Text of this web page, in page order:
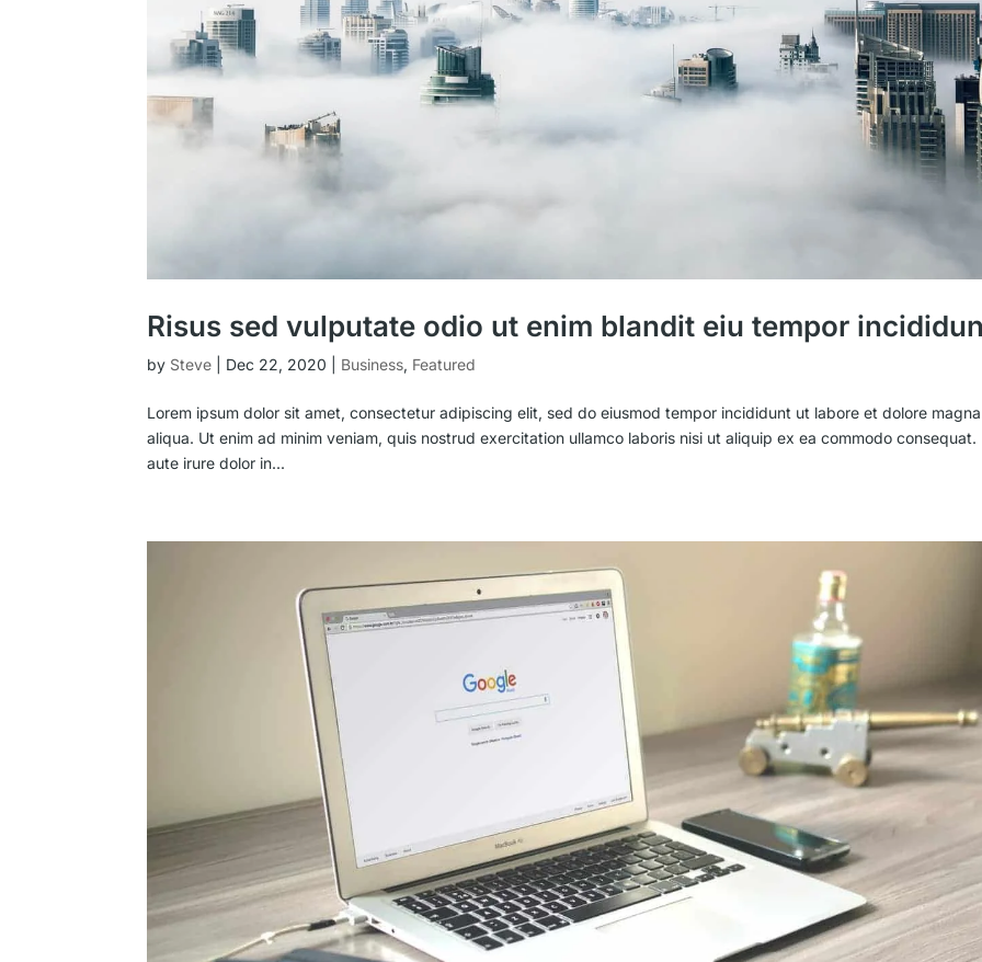
Risus sed vulputate odio ut enim blandit eiu tempor
by Steve Dec 22, 2020 Business, Featured
Lorem ipsum dolor sit amet, consectetur adipiscing elit, sed do eiusmod tempor incididunt ut labore et dolore magna
aliqua. Ut enim ad minim veniam, quis nostrud exercitation ullamco laboris nisi ut aliquip ex ea commodo consequat.
aute irure dolor in...